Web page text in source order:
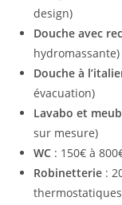
design)
Douche avec
hydromassante)
Douche à
évacuation)
Lavabo et
sur mesure)
WC : 150€ à
Robinetterie :